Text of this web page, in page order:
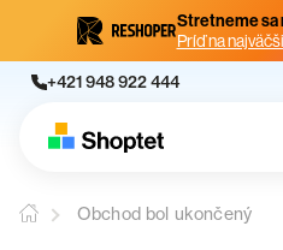
Stretneme sa
Príď na
+421 948 922 444
Obchod bol ukončený